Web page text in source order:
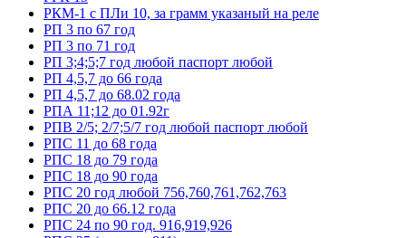
РКМ-1 с ПЛи 10, за грамм указаный на реле
РП 3 по 67 год
РП 3 по 71 год
РП 3;4;5;7 год любой паспорт любой
РП 4,5,7 до 66 года
РП 4,5,7 до 68.02 года
РПА 11;12 до 01.92г
РПВ 2/5; 2/7;5/7 год любой паспорт любой
РПС 11 до 68 года
РПС 18 до 79 года
РПС 18 до 90 года
РПС 20 год любой 756,760,761,762,763
РПС 20 до 66.12 года
РПС 24 по 90 год. 916,919,926